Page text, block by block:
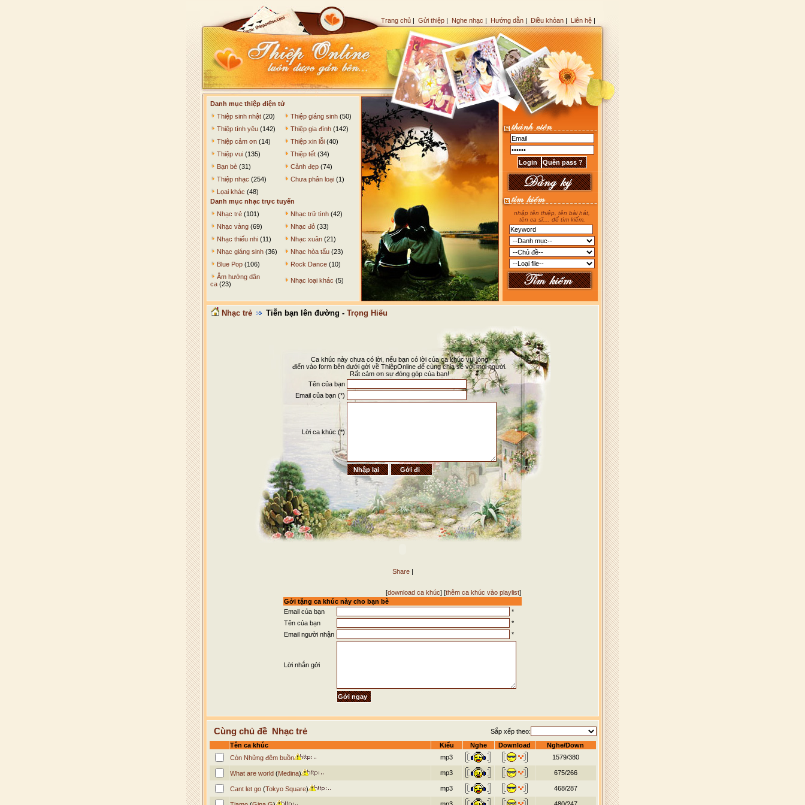
Trang chủ | Gửi thiệp | Nghe nhạc | Hướng dẫn | Điều khỏan | Liên hệ |
Danh mục thiệp điện tử
Thiệp sinh nhật (20) Thiệp giáng sinh (50)
Thiệp tình yêu (142) Thiệp gia đình (142)
Thiệp cảm ơn (14) Thiệp xin lỗi (40)
Thiệp vui (135) Thiệp tết (34)
Bạn bè (31) Cảnh đẹp (74)
Thiệp nhạc (254) Chưa phân loại (1)
Lọai khác (48)
Danh mục nhạc trực tuyến
Nhạc trẻ (101) Nhạc trữ tình (42)
Nhạc vàng (69) Nhạc đỏ (33)
Nhạc thiếu nhi (11) Nhạc xuân (21)
Nhạc giáng sinh (36) Nhạc hòa tấu (23)
Blue Pop (106) Rock Dance (10)
Âm hưởng dân
ca (23) Nhạc loại khác (5)
nhập tên thiệp, tên bài hát,
tên ca sĩ,... để tìm kiếm.
Nhạc trẻ Tiễn bạn lên đường - Trọng Hiếu
Ca khúc này chưa có lời, nếu bạn có lời của ca khúc vui lòng
điển vào form bên dưới gởi về ThiệpOnline để cùng chia sẽ với mọi người.
Rất cảm ơn sự đóng góp của bạn!
Tên của bạn
Email của bạn (*)
Lời ca khúc (*)
Share |
[download ca khúc] [thêm ca khúc vào playlist]
Gởi tặng ca khúc này cho bạn bè
Email của bạn
*
Tên của bạn
*
Email người nhận
*
Lời nhắn gởi
Cùng chủ đề Nhạc trẻ
Sắp xếp theo:
Tên ca khúc
Kiểu Nghe Download
Nghe/Down
Còn Những đêm buồn
mp3 1579/380
What are world(Medina) mp3 675/266
Cant let go(Tokyo Square) mp3 468/287